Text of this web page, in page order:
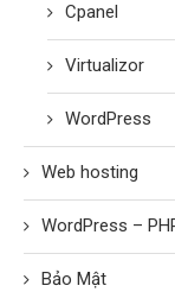
Cpanel
Virtualizor
WordPress
Web hosting
WordPress –
Bảo Mật